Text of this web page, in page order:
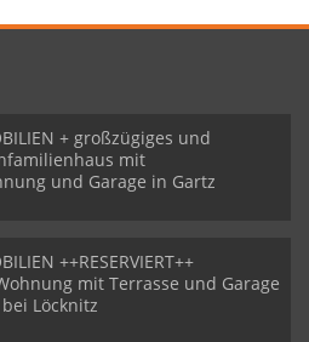
+ großzügiges und
mit
und Garage in Gartz
++RESERVIERT++
mit Terrasse und Garage
Löcknitz